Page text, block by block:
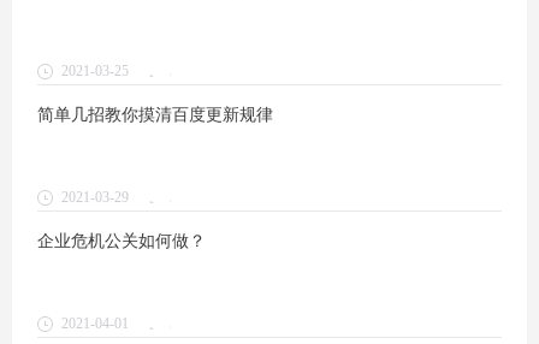
2021-03-25
简单几招教你摸清百度更新规律
2021-03-29
企业危机公关如何做？
2021-04-01